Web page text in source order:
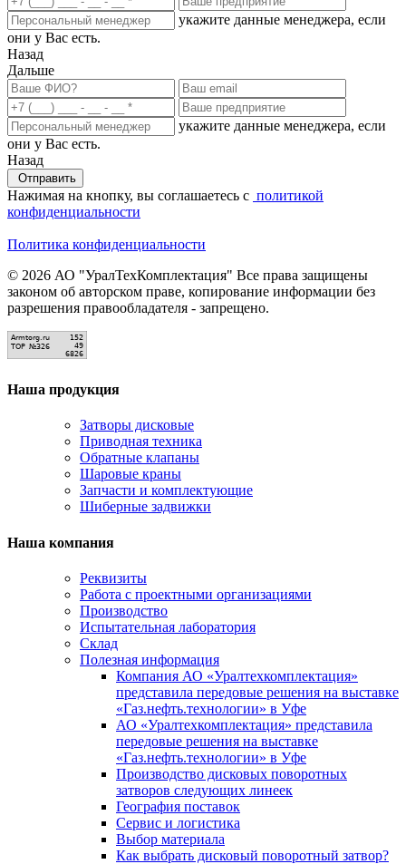
укажите данные менеджера, если
они у Вас есть.
Назад
Дальше
укажите данные менеджера, если
они у Вас есть.
Назад
Отправить
Нажимая на кнопку, вы соглашаетесь с политикой
конфиденциальности
Политика конфиденциальности
© 2026 АО "УралТехКомплектация" Все права защищены
законом об авторском праве, копирование информации без
разрешения правообладателя - запрещено.
Наша продукция
Затворы дисковые
Приводная техника
Обратные клапаны
Шаровые краны
Запчасти и комплектующие
Шиберные задвижки
Наша компания
Реквизиты
Работа с проектными организациями
Производство
Испытательная лаборатория
Склад
Полезная информация
Компания АО «Уралтехкомплектация»
представила передовые решения на выставке
«Газ.нефть.технологии» в Уфе
АО «Уралтехкомплектация» представила
передовые решения на выставке
«Газ.нефть.технологии» в Уфе
Производство дисковых поворотных
затворов следующих линеек
География поставок
Сервис и логистика
Выбор материала
Как выбрать дисковый поворотный затвор?